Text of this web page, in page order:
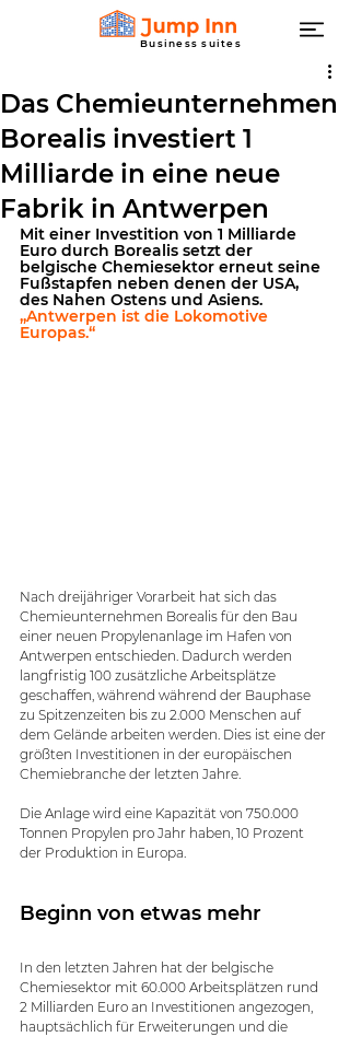
Business suites
Das Chemieunternehmen
Borealis investiert 1
Milliarde in eine neue
Fabrik in Antwerpen
Mit einer Investition von 1 Milliarde
Euro durch Borealis setzt der
belgische Chemiesektor erneut seine
Fußstapfen neben denen der USA,
des Nahen Ostens und Asiens.
„Antwerpen ist die Lokomotive
Europas.“
Nach dreijähriger Vorarbeit hat sich das
Chemieunternehmen Borealis für den Bau
einer neuen Propylenanlage im Hafen von
Antwerpen entschieden. Dadurch werden
langfristig 100 zusätzliche Arbeitsplätze
geschaffen, während während der Bauphase
zu Spitzenzeiten bis zu 2.000 Menschen auf
dem Gelände arbeiten werden. Dies ist eine der
größten Investitionen in der europäischen
Chemiebranche der letzten Jahre.
Die Anlage wird eine Kapazität von 750.000
Tonnen Propylen pro Jahr haben, 10 Prozent
der Produktion in Europa.
Beginn von etwas mehr
In den letzten Jahren hat der belgische
Chemiesektor mit 60.000 Arbeitsplätzen rund
2 Milliarden Euro an Investitionen angezogen,
hauptsächlich für Erweiterungen und die